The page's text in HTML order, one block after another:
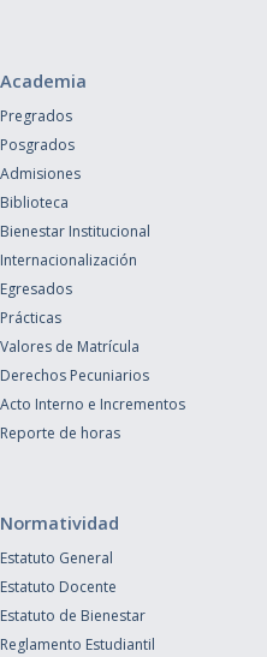
Academia
Pregrados
Posgrados
Admisiones
Biblioteca
Bienestar Institucional
Internacionalización
Egresados
Prácticas
Valores de Matrícula
Derechos Pecuniarios
Acto Interno e Incrementos
Reporte de horas
Normatividad
Estatuto General
Estatuto Docente
Estatuto de Bienestar
Reglamento Estudiantil